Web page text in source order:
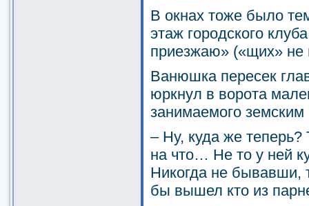
В окнах тоже было
этаж городского
приезжаю» («щих» не
Ванюшка пересек
юркнул в ворота
занимаемого
– Ну, куда же
на что… Не то у ней
Никогда не бывавши,
бы вышел кто из